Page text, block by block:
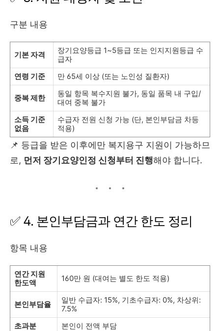
구분 내용
기본 자격
장기요양등급 1~5등급 또는 인지지원등급 수
급자
연령 기준
만 65세 이상 (또는 노인성 질환자)
중복 제한
동일 항목 복수지원 불가, 동일 품목 내 구입/
대여 중복 불가
소득 기준
없음
수급자 전원 신청 가능 (단, 본인부담금 차등
적용)
📌 등급을 받은 이후에만 복지용구 지원이 가능하므
로, 먼저 장기요양인정 신청부터 진행해야 합니다.
✅ 4. 본인부담금과 연간 한도 정리
항목 내용
연간 지원
한도액
160만 원 (대여는 별도 한도 적용)
본인부담율
일반 수급자: 15%, 기초수급자: 0%, 차상위:
7.5%
초과분
본인이 전액 부담